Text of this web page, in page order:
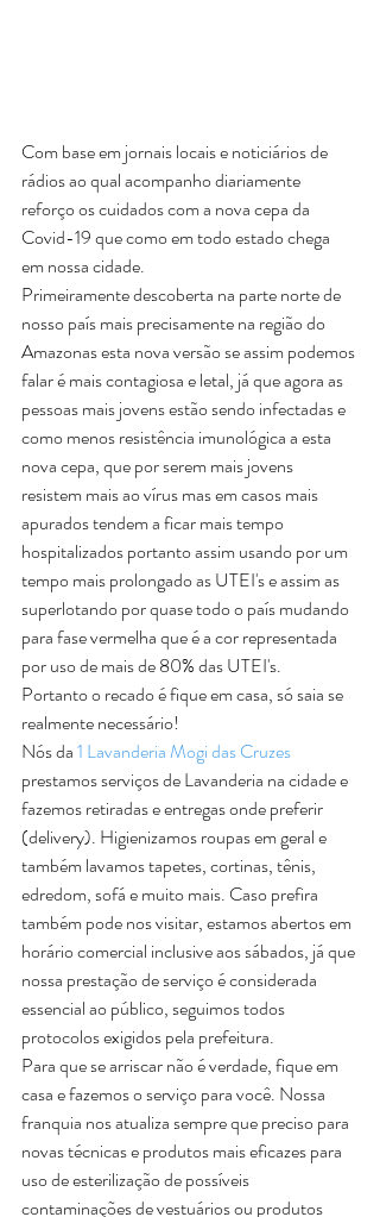
Com base em jornais locais e noticiários de
rádios ao qual acompanho diariamente
reforço os cuidados com a nova cepa da
Covid-19 que como em todo estado chega
em nossa cidade.
Primeiramente descoberta na parte norte de
nosso país mais precisamente na região do
Amazonas esta nova versão se assim podemos
falar é mais contagiosa e letal, já que agora as
pessoas mais jovens estão sendo infectadas e
como menos resistência imunológica a esta
nova cepa, que por serem mais jovens
resistem mais ao vírus mas em casos mais
apurados tendem a ficar mais tempo
hospitalizados portanto assim usando por um
tempo mais prolongado as UTEI's e assim as
superlotando por quase todo o país mudando
para fase vermelha que é a cor representada
por uso de mais de 80% das UTEI's.
Portanto o recado é fique em casa, só saia se
realmente necessário!
Nós da 1 Lavanderia Mogi das Cruzes
prestamos serviços de Lavanderia na cidade e
fazemos retiradas e entregas onde preferir
(delivery). Higienizamos roupas em geral e
também lavamos tapetes, cortinas, tênis,
edredom, sofá e muito mais. Caso prefira
também pode nos visitar, estamos abertos em
horário comercial inclusive aos sábados, já que
nossa prestação de serviço é considerada
essencial ao público, seguimos todos
protocolos exigidos pela prefeitura.
Para que se arriscar não é verdade, fique em
casa e fazemos o serviço para você. Nossa
franquia nos atualiza sempre que preciso para
novas técnicas e produtos mais eficazes para
uso de esterilização de possíveis
contaminações de vestuários ou produtos